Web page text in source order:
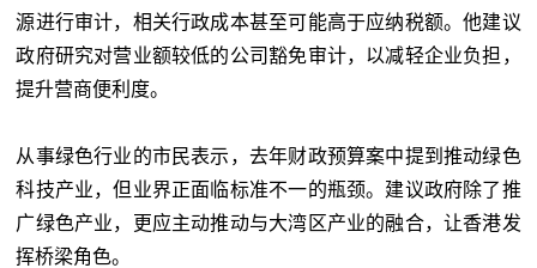
源进行审计，相关行政成本甚至可能高于应纳税额。他建议
政府研究对营业额较低的公司豁免审计，以减轻企业负担，
提升营商便利度。
从事绿色行业的市民表示，去年财政预算案中提到推动绿色
科技产业，但业界正面临标准不一的瓶颈。建议政府除了推
广绿色产业，更应主动推动与大湾区产业的融合，让香港发
挥桥梁角色。